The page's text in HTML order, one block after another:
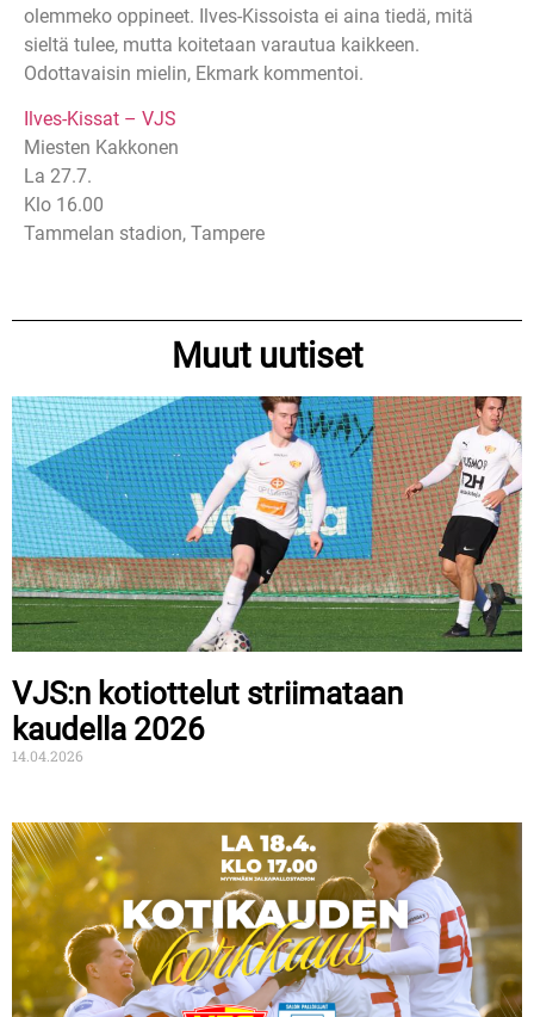
olemmeko oppineet. Ilves-Kissoista ei aina tiedä, mitä
sieltä tulee, mutta koitetaan varautua kaikkeen.
Odottavaisin mielin, Ekmark kommentoi.
Ilves-Kissat – VJS
Miesten Kakkonen
La 27.7.
Klo 16.00
Tammelan stadion, Tampere
Muut uutiset
VJS:n kotiottelut striimataan
kaudella 2026
14.04.2026